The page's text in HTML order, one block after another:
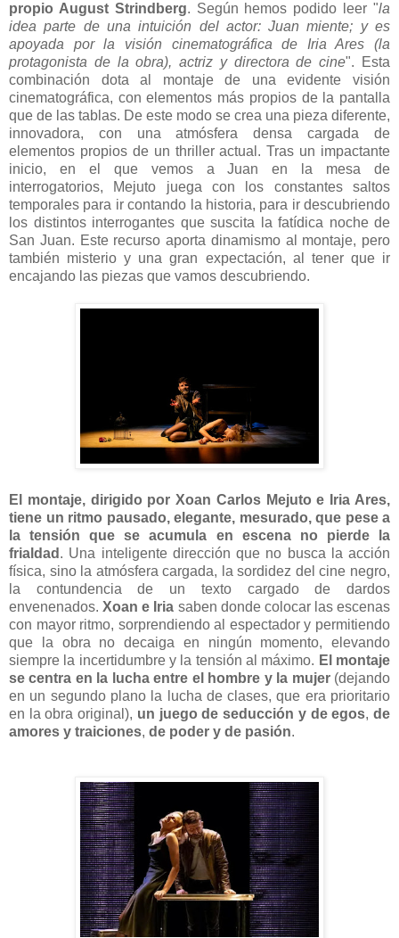
propio August Strindberg. Según hemos podido leer "la
idea parte de una intuición del actor: Juan miente; y es
apoyada por la visión cinematográfica de Iria Ares (la
protagonista de la obra), actriz y directora de cine". Esta
combinación dota al montaje de una evidente visión
cinematográfica, con elementos más propios de la pantalla
que de las tablas. De este modo se crea una pieza diferente,
innovadora, con una atmósfera densa cargada de
elementos propios de un thriller actual. Tras un impactante
inicio, en el que vemos a Juan en la mesa de
interrogatorios, Mejuto juega con los constantes saltos
temporales para ir contando la historia, para ir descubriendo
los distintos interrogantes que suscita la fatídica noche de
San Juan. Este recurso aporta dinamismo al montaje, pero
también misterio y una gran expectación, al tener que ir
encajando las piezas que vamos descubriendo.
El montaje, dirigido por Xoan Carlos Mejuto e Iria Ares,
tiene un ritmo pausado, elegante, mesurado, que pese a
la tensión que se acumula en escena no pierde la
frialdad . Una inteligente dirección que no busca la acción
física, sino la atmósfera cargada, la sordidez del cine negro,
la contundencia de un texto cargado de dardos
envenenados.Xoan e Iria saben donde colocar las escenas
con mayor ritmo, sorprendiendo al espectador y permitiendo
que la obra no decaiga en ningún momento, elevando
siempre la incertidumbre y la tensión al máximo. El montaje
se centra en la lucha entre el hombre y la mujer(dejando
en un segundo plano la lucha de clases, que era prioritario
en la obra original), un juego de seducción y de egos,de
amores y traiciones, de poder y de pasión.